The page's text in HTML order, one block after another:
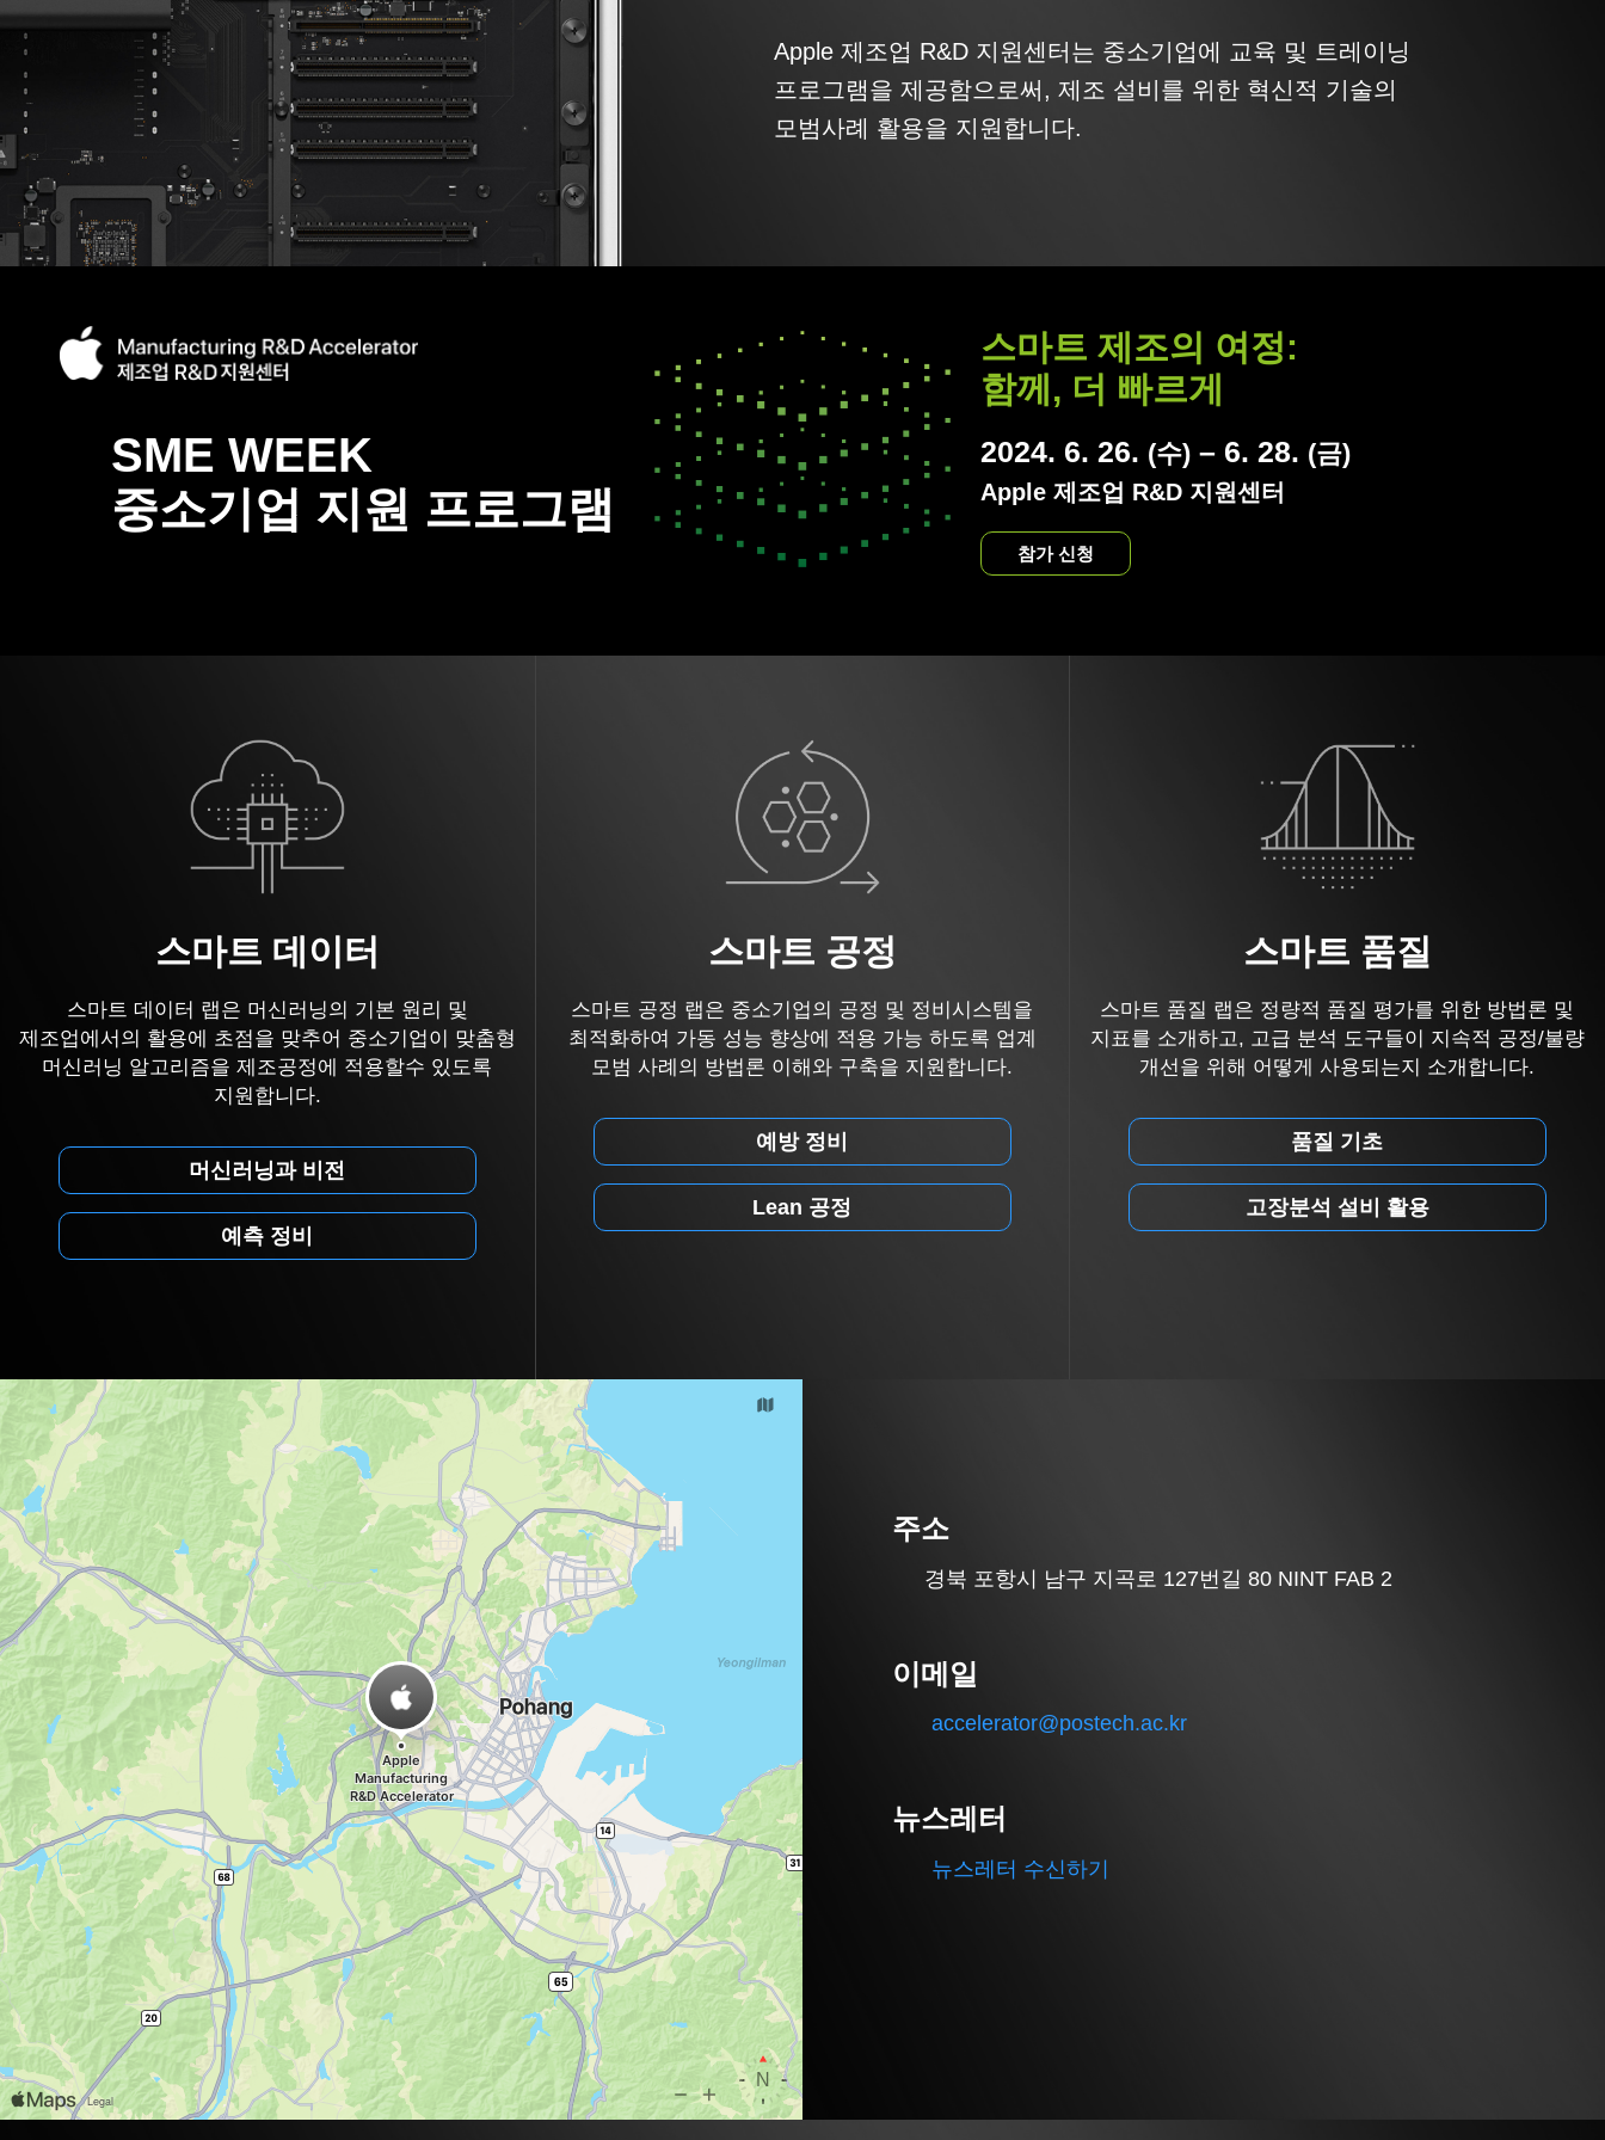
Apple 제조업 R&D 지원센터는 중소기업에 교육 및 트레이닝
프로그램을 제공함으로써, 제조 설비를 위한 혁신적 기술의
모범사례 활용을 지원합니다.
SME WEEK
중소기업 지원 프로그램
스마트 제조의 여정:
함께, 더 빠르게
2024. 6. 26. (수) – 6. 28. (금)
Apple 제조업 R&D 지원센터
참가 신청
스마트 데이터
스마트 데이터 랩은 머신러닝의 기본 원리 및
제조업에서의 활용에 초점을 맞추어 중소기업이 맞춤형
머신러닝 알고리즘을 제조공정에 적용할수 있도록
지원합니다.
머신러닝과 비전
예측 정비
스마트 공정
스마트 공정 랩은 중소기업의 공정 및 정비시스템을
최적화하여 가동 성능 향상에 적용 가능 하도록 업계
모범 사례의 방법론 이해와 구축을 지원합니다.
예방 정비
Lean 공정
스마트 품질
스마트 품질 랩은 정량적 품질 평가를 위한 방법론 및
지표를 소개하고, 고급 분석 도구들이 지속적 공정/불량
개선을 위해 어떻게 사용되는지 소개합니다.
품질 기초
고장분석 설비 활용
주소
경북 포항시 남구 지곡로 127번길 80 NINT FAB 2
이메일
accelerator@postech.ac.kr
뉴스레터
뉴스레터 수신하기